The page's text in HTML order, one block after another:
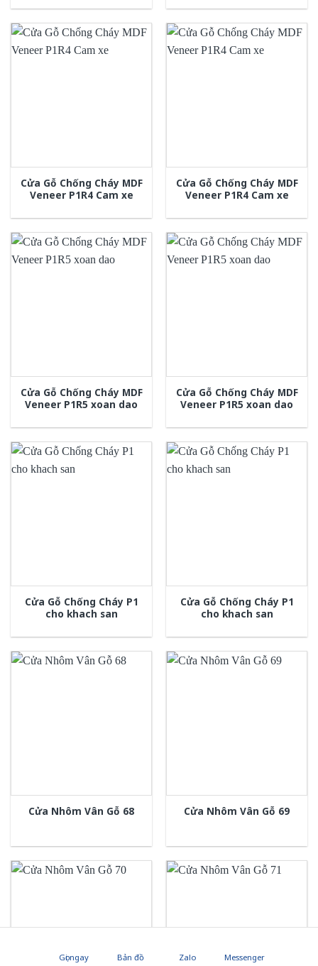
Cửa Gỗ Chống Cháy MDF
Veneer P1R4 Cam xe
Cửa Gỗ Chống Cháy MDF
Veneer P1R4 Cam xe
Cửa Gỗ Chống Cháy MDF
Veneer P1R5 xoan dao
Cửa Gỗ Chống Cháy MDF
Veneer P1R5 xoan dao
Cửa Gỗ Chống Cháy P1
cho khach san
Cửa Gỗ Chống Cháy P1
cho khach san
Cửa Nhôm Vân Gỗ 68 Cửa Nhôm Vân Gỗ 69
Gọi ngay Bản đồ Zalo Messenger